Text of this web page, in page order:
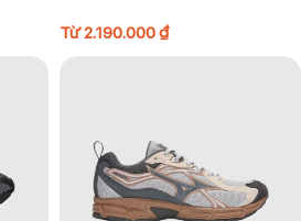
Từ2.190.000₫